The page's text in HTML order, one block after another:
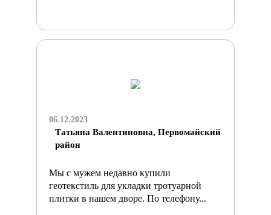
06.12.2023
Татьяна Валентиновна, Первомайский
район
Мы с мужем недавно купили
геотекстиль для укладки тротуарной
плитки в нашем дворе. По телефону...